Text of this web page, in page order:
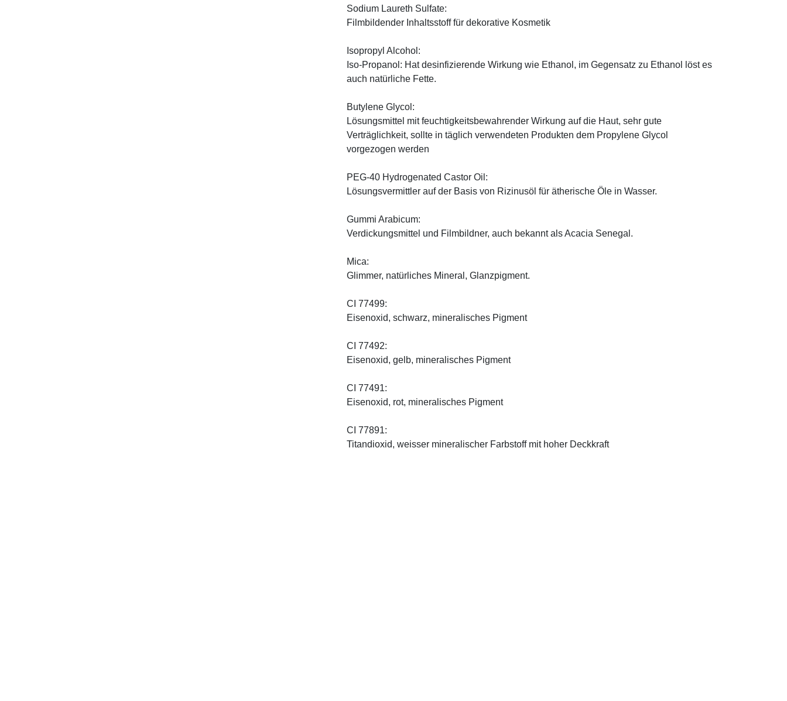
Sodium Laureth Sulfate:
Filmbildender Inhaltsstoff für dekorative Kosmetik
Isopropyl Alcohol:
Iso-Propanol: Hat desinfizierende Wirkung wie Ethanol, im Gegensatz zu Ethanol löst es
auch natürliche Fette.
Butylene Glycol:
Lösungsmittel mit feuchtigkeitsbewahrender Wirkung auf die Haut, sehr gute
Verträglichkeit, sollte in täglich verwendeten Produkten dem Propylene Glycol
vorgezogen werden
PEG-40 Hydrogenated Castor Oil:
Lösungsvermittler auf der Basis von Rizinusöl für ätherische Öle in Wasser.
Gummi Arabicum:
Verdickungsmittel und Filmbildner, auch bekannt als Acacia Senegal.
Mica:
Glimmer, natürliches Mineral, Glanzpigment.
CI 77499:
Eisenoxid, schwarz, mineralisches Pigment
CI 77492:
Eisenoxid, gelb, mineralisches Pigment
CI 77491:
Eisenoxid, rot, mineralisches Pigment
CI 77891:
Titandioxid, weisser mineralischer Farbstoff mit hoher Deckkraft